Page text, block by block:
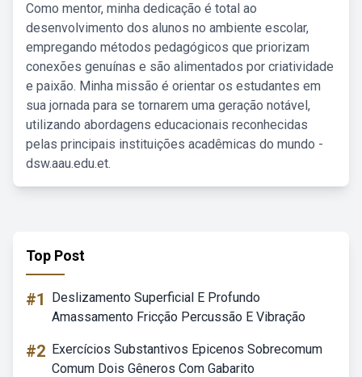
Como mentor, minha dedicação é total ao
desenvolvimento dos alunos no ambiente escolar,
empregando métodos pedagógicos que priorizam
conexões genuínas e são alimentados por criatividade
e paixão. Minha missão é orientar os estudantes em
sua jornada para se tornarem uma geração notável,
utilizando abordagens educacionais reconhecidas
pelas principais instituições acadêmicas do mundo -
dsw.aau.edu.et.
Top Post
#1
Deslizamento Superficial E Profundo
Amassamento Fricção Percussão E Vibração
#2 Exercícios Substantivos Epicenos Sobrecomum
Comum Dois Gêneros Com Gabarito